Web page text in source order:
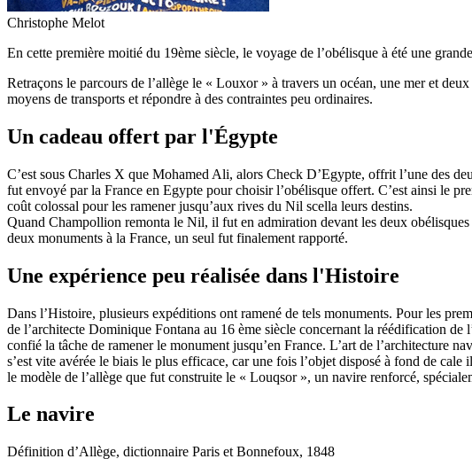
Christophe Melot
En cette première moitié du 19ème siècle, le voyage de l’obélisque à été une
Retraçons le parcours de l’allège le « Louxor » à travers un océan, une mer et
moyens de transports et répondre à des contraintes peu ordinaires.
Un cadeau offert par l'Égypte
C’est sous Charles X que Mohamed Ali, alors Check D’Egypte, offrit l’une des
fut envoyé par la France en Egypte pour choisir l’obélisque offert. C’est ainsi le
coût colossal pour les ramener jusqu’aux rives du Nil scella leurs destins.
Quand Champollion remonta le Nil, il fut en admiration devant les deux
deux monuments à la France, un seul fut finalement rapporté.
Une expérience peu réalisée dans l'Histoire
Dans l’Histoire, plusieurs expéditions ont ramené de tels monuments. Pour les
de l’architecte Dominique Fontana au 16 ème siècle concernant la réédification
confié la tâche de ramener le monument jusqu’en France. L’art de l’architecture
s’est vite avérée le biais le plus efficace, car une fois l’objet disposé à fond de
le modèle de l’allège que fut construite le « Louqsor », un navire renforcé,
Le navire
Définition d’Allège, dictionnaire Paris et Bonnefoux, 1848